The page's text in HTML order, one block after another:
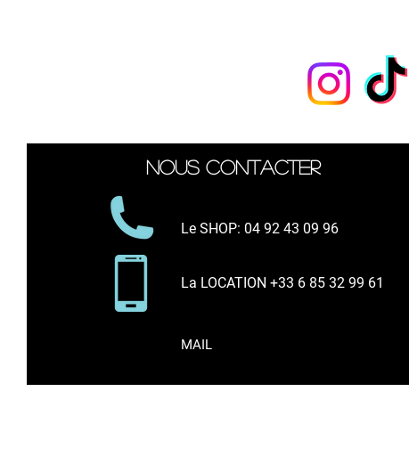
Nous contacter
Le SHOP: 04 92 43 09 96
La LOCATION +33 6 85 32 99 61
MAIL